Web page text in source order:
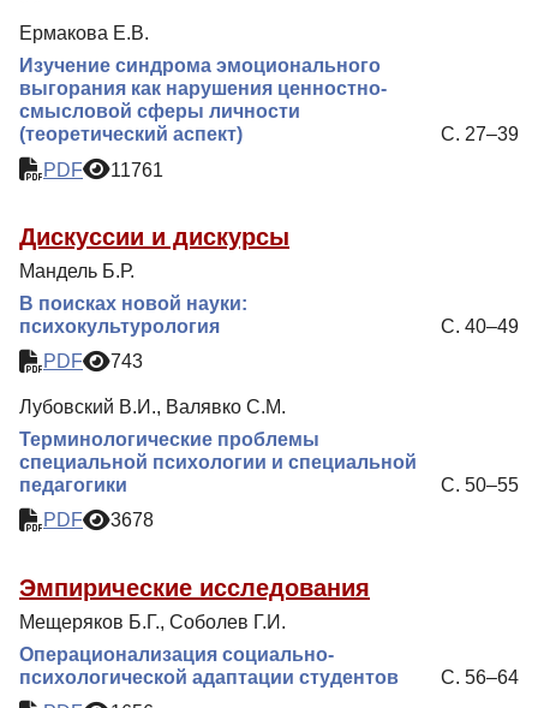
Ермакова Е.В.
Изучение синдрома эмоционального
выгорания как нарушения ценностно-
смысловой сферы личности
(теоретический аспект)
С. 27–39
PDF
11761
Дискуссии и дискурсы
Мандель Б.Р.
В поисках новой науки:
психокультурология
С. 40–49
PDF
743
Лубовский В.И., Валявко С.М.
Терминологические проблемы
cпециальной психологии и специальной
педагогики
С. 50–55
PDF
3678
Эмпирические исследования
Мещеряков Б.Г., Соболев Г.И.
Операционализация социально-
психологической адаптации студентов
С. 56–64